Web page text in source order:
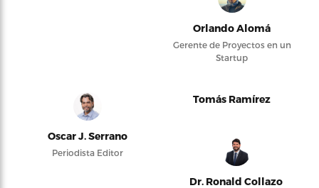
Orlando Alomá
Gerente de Proyectos en un
Startup
Oscar J. Serrano
Periodista Editor
Tomás Ramírez
Dr. Ronald Collazo